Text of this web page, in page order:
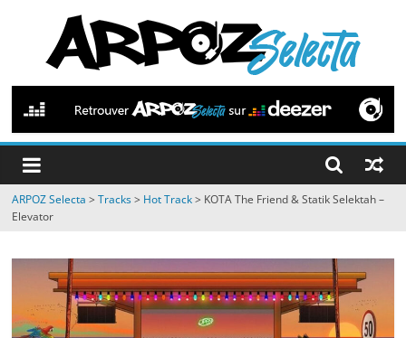
contenu
ARPOZ
Selecta
by
ARPOZ
ARPOZ Selecta >Tracks> Hot Track> KOTA The Friend & Statik Selektah –
Elevator